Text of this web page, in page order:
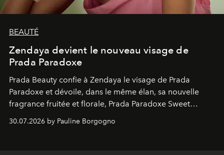
BEAUTÉ
Zendaya devient le nouveau visage de
Prada Paradoxe
Prada Beauty confie à Zendaya le visage de Prada
Paradoxe et dévoile, dans le même élan, sa nouvelle
fragrance fruitée et florale, Prada Paradoxe Sweet
Chemistry Eau de Parfum.
30.07.2026 by Pauline Borgogno